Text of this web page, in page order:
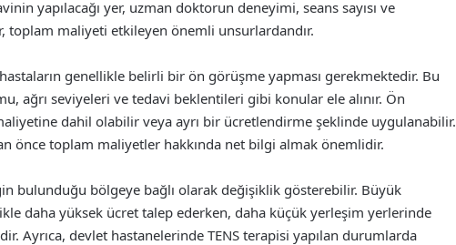
yapılacağı yer, uzman doktorun deneyimi, seans sayısı ve
toplam maliyeti etkileyen önemli unsurlardandır.
genellikle belirli bir ön görüşme yapması gerekmektedir. Bu
ağrı seviyeleri ve tedavi beklentileri gibi konular ele alınır. Ön
dahil olabilir veya ayrı bir ücretlendirme şeklinde uygulanabilir.
önce toplam maliyetler hakkında net bilgi almak önemlidir.
bulunduğu bölgeye bağlı olarak değişiklik gösterebilir. Büyük
daha yüksek ücret talep ederken, daha küçük yerleşim yerlerinde
Ayrıca, devlet hastanelerinde TENS terapisi yapılan durumlarda